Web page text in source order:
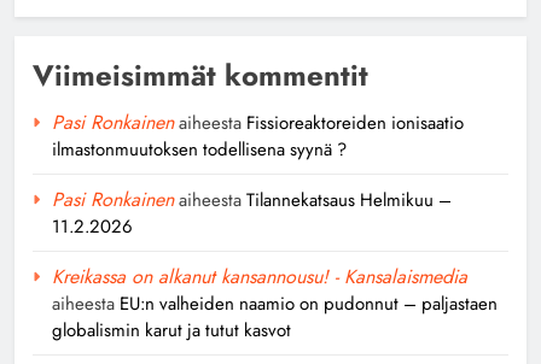
Viimeisimmät kommentit
Pasi Ronkainenaiheesta Fissioreaktoreiden ionisaatio
ilmastonmuutoksen todellisena syynä ?
Pasi RonkainenaiheestaTilannekatsaus Helmikuu –
11.2.2026
Kreikassa on alkanut kansannousu! - Kansalaismedia
aiheesta EU:n valheiden naamio on pudonnut – paljastaen
globalismin karut ja tutut kasvot